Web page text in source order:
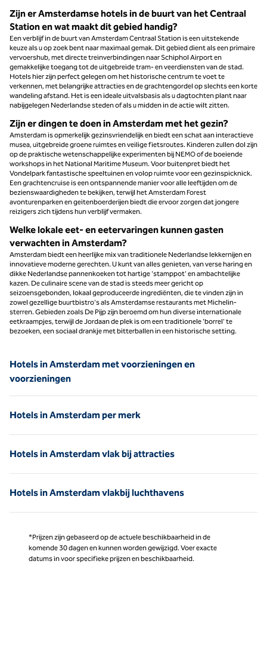
Zijn er Amsterdamse hotels in de buurt van het Centraal
Station en wat maakt dit gebied handig?
Een verblijf in de buurt van Amsterdam Centraal Station is een uitstekende
keuze als u op zoek bent naar maximaal gemak. Dit gebied dient als een primaire
vervoershub, met directe treinverbindingen naar Schiphol Airport en
gemakkelijke toegang tot de uitgebreide tram- en veerdiensten van de stad.
Hotels hier zijn perfect gelegen om het historische centrum te voet te
verkennen, met belangrijke attracties en de grachtengordel op slechts een korte
wandeling afstand. Het is een ideale uitvalsbasis als u dagtochten plant naar
nabijgelegen Nederlandse steden of als u midden in de actie wilt zitten.
Zijn er dingen te doen in Amsterdam met het gezin?
Amsterdam is opmerkelijk gezinsvriendelijk en biedt een schat aan interactieve
musea, uitgebreide groene ruimtes en veilige fietsroutes. Kinderen zullen dol zijn
op de praktische wetenschappelijke experimenten bij NEMO of de boeiende
workshops in het National Maritime Museum. Voor buitenpret biedt het
Vondelpark fantastische speeltuinen en volop ruimte voor een gezinspicknick.
Een grachtencruise is een ontspannende manier voor alle leeftijden om de
bezienswaardigheden te bekijken, terwijl het Amsterdam Forest
avonturenparken en geitenboerderijen biedt die ervoor zorgen dat jongere
reizigers zich tijdens hun verblijf vermaken.
Welke lokale eet- en eetervaringen kunnen gasten
verwachten in Amsterdam?
Amsterdam biedt een heerlijke mix van traditionele Nederlandse lekkernijen en
innovatieve moderne gerechten. U kunt van alles genieten, van verse haring en
dikke Nederlandse pannenkoeken tot hartige 'stamppot' en ambachtelijke
kazen. De culinaire scene van de stad is steeds meer gericht op
seizoensgebonden, lokaal geproduceerde ingrediënten, die te vinden zijn in
zowel gezellige buurtbistro's als Amsterdamse restaurants met Michelin-
sterren. Gebieden zoals De Pijp zijn beroemd om hun diverse internationale
eetkraampjes, terwijl de Jordaan de plek is om een traditionele 'borrel' te
bezoeken, een sociaal drankje met bitterballen in een historische setting.
Hotels in Amsterdam met voorzieningen en
voorzieningen
Hotels in Amsterdam per merk
Hotels in Amsterdam vlak bij attracties
Hotels in Amsterdam vlakbij luchthavens
*Prijzen zijn gebaseerd op de actuele beschikbaarheid in de
komende 30 dagen en kunnen worden gewijzigd. Voer exacte
datums in voor specifieke prijzen en beschikbaarheid.